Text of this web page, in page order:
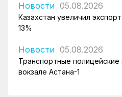
Новости 05.08.2026
Казахстан увеличил
13%
Новости 05.08.2026
Транспортные
вокзале Астана-1